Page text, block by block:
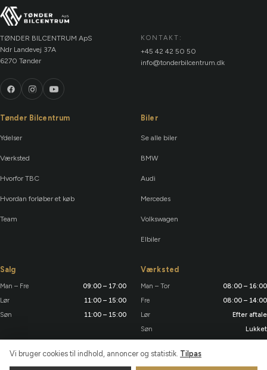
TØNDER BILCENTRUM ApS
Ndr Landevej 37A
6270 Tønder
KONTAKT:
+45 42 42 50 50
info@tonderbilcentrum.dk
Tønder Bilcentrum
Ydelser
Værksted
Hvorfor TBC
Hvordan forløber et køb
Team
Biler
Se alle biler
BMW
Audi
Mercedes
Volkswagen
Elbiler
Salg
Man – Fre
09:00 – 17:00
Lør
11:00 – 15:00
Søn
11:00 – 15:00
Værksted
Man – Tor
08:00 – 16:00
Fre
08:00 – 14:00
Lør
Efter aftale
Søn
Lukket
Vi bruger cookies til indhold, annoncer og statistik. Tilpas